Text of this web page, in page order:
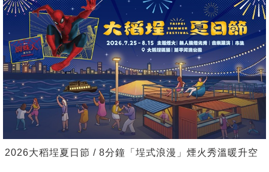
2026大稻埕夏日節 / 8分鐘「埕式浪漫」煙火秀溫暖升空